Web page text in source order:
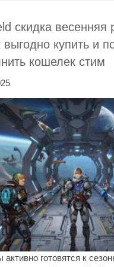
скидка весенняя
купить и
кошелек стим
активно готовятся к